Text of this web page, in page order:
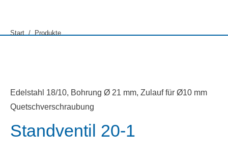
Sie befinden sich hier:
Start Produkte
Edelstahl 18/10, Bohrung Ø 21 mm, Zulauf für Ø10 mm
Quetschverschraubung
Standventil 20-1